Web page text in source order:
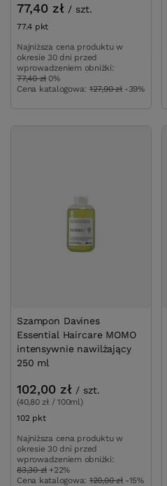
77,40 zł / szt.
77.4 pkt
Najniższa cena produktu w
okresie 30 dni przed
wprowadzeniem obniżki:
77,40 zł 0%
Cena katalogowa: 127,90 zł -39%
Szampon Davines
Essential Haircare MOMO
intensywnie nawilżający
250 ml
102,00 zł / szt.
(40,80 zł / 100ml)
102 pktpunktów
Najniższa cena produktu w
okresie 30 dni przed
wprowadzeniem obniżki:
83,30 zł +22%
Cena katalogowa: 120,00 zł -15%